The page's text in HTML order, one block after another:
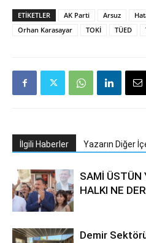
ETIKETLER AK Parti Arsuz
Orhan Karasayar
TOKİ TÜED
İlgili Haberler Yazarın Diğer
SAMİ ÜSTÜN
HALKI NE
Demir